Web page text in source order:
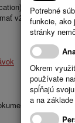
je
vždy aktuálne
Potrebné
funkcie, ako
stránky
Okrem
používate
spĺňajú
a na